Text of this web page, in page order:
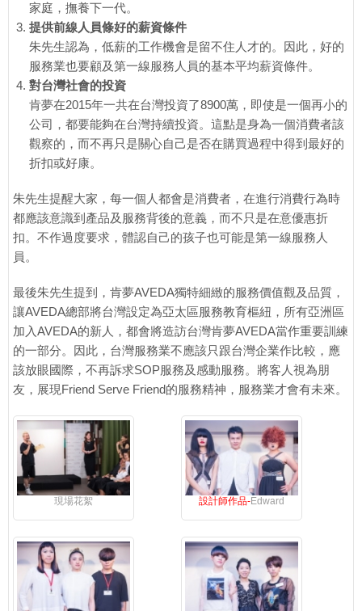
家庭，撫養下一代。
提供前線人員條好的薪資條件
朱先生認為，低薪的工作機會是留不住人才的。因此，好的
服務業也要顧及第一線服務人員的基本平均薪資條件。
對台灣社會的投資
肯夢在2015年一共在台灣投資了8900萬，即使是一個再小的
公司，都要能夠在台灣持續投資。這點是身為一個消費者該
觀察的，而不再只是關心自己是否在購買過程中得到最好的
折扣或好康。
朱先生提醒大家，每一個人都會是消費者，在進行消費行為時
都應該意識到產品及服務背後的意義，而不只是在意優惠折
扣。不作過度要求，體認自己的孩子也可能是第一線服務人
員。
最後朱先生提到，肯夢AVEDA獨特細緻的服務價值觀及品質，
讓AVEDA總部將台灣設定為亞太區服務教育樞紐，所有亞洲區
加入AVEDA的新人，都會將造訪台灣肯夢AVEDA當作重要訓練
的一部分。因此，台灣服務業不應該只跟台灣企業作比較，應
該放眼國際，不再訴求SOP服務及感動服務。將客人視為朋
友，展現Friend Serve Friend的服務精神，服務業才會有未來。
現場花絮 設計師作品-Edward